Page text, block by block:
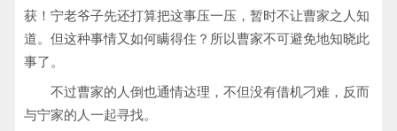
获！宁老爷子先还打算把这事压一压，暂时不让曹家之人知
道。但这种事情又如何瞒得住？所以曹家不可避免地知晓此
事了。
不过曹家的人倒也通情达理，不但没有借机刁难，反而
与宁家的人一起寻找。